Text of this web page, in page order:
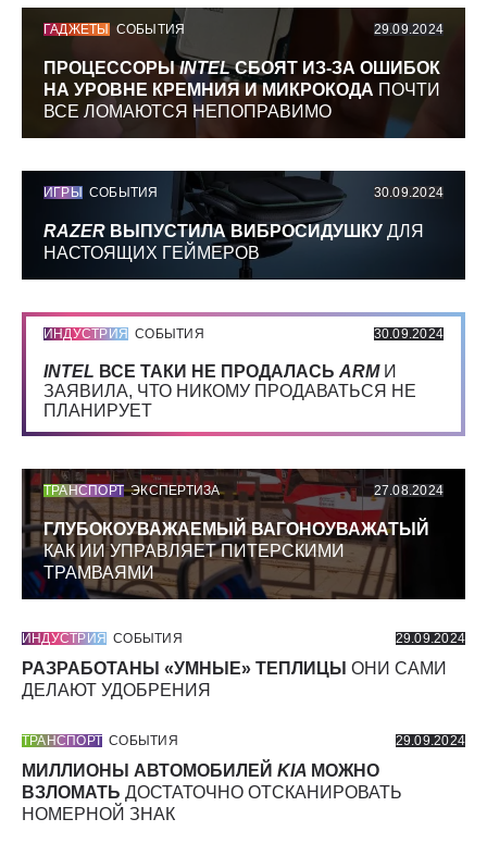
ГАДЖЕТЫ СОБЫТИЯ 29.09.2024
ПРОЦЕССОРЫINTELСБОЯТ ИЗ-ЗА ОШИБОК
НА УРОВНЕ КРЕМНИЯ И МИКРОКОДА ПОЧТИ
ВСЕ ЛОМАЮТСЯ НЕПОПРАВИМО
ИГРЫ СОБЫТИЯ 30.09.2024
RAZER ВЫПУСТИЛА ВИБРОСИДУШКУ ДЛЯ
НАСТОЯЩИХ ГЕЙМЕРОВ
ИНДУСТРИЯ СОБЫТИЯ 30.09.2024
INTEL ВСЕ ТАКИ НЕ ПРОДАЛАСЬ ARMИ
ЗАЯВИЛА, ЧТО НИКОМУ ПРОДАВАТЬСЯ НЕ
ПЛАНИРУЕТ
ТРАНСПОРТ ЭКСПЕРТИЗА 27.08.2024
ГЛУБОКОУВАЖАЕМЫЙ ВАГОНОУВАЖАТЫЙ
КАК ИИ УПРАВЛЯЕТ ПИТЕРСКИМИ
ТРАМВАЯМИ
ИНДУСТРИЯ СОБЫТИЯ 29.09.2024
РАЗРАБОТАНЫ «УМНЫЕ» ТЕПЛИЦЫ ОНИ САМИ
ДЕЛАЮТ УДОБРЕНИЯ
ТРАНСПОРТ СОБЫТИЯ 29.09.2024
МИЛЛИОНЫ АВТОМОБИЛЕЙ KIA МОЖНО
ВЗЛОМАТЬ ДОСТАТОЧНО ОТСКАНИРОВАТЬ
НОМЕРНОЙ ЗНАК